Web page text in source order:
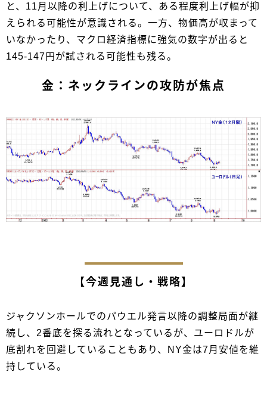
と、11月以降の利上げについて、ある程度利上げ幅が抑
えられる可能性が意識される。一方、物価高が収まって
いなかったり、マクロ経済指標に強気の数字が出ると
145-147円が試される可能性も残る。
金：ネックラインの攻防が焦点
【今週見通し・戦略】
ジャクソンホールでのパウエル発言以降の調整局面が継
続し、2番底を探る流れとなっているが、ユーロドルが
底割れを回避していることもあり、NY金は7月安値を維
持している。